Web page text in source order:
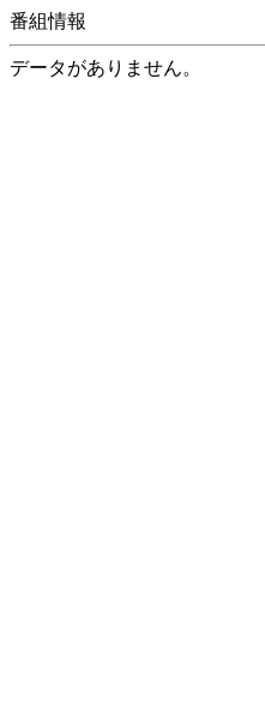
番組情報
データがありません。